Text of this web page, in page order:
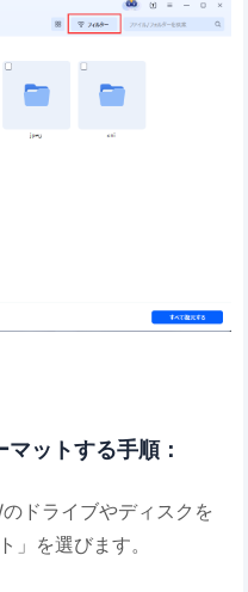
ットする手順：
ドライブやディスクを
」を選びます。